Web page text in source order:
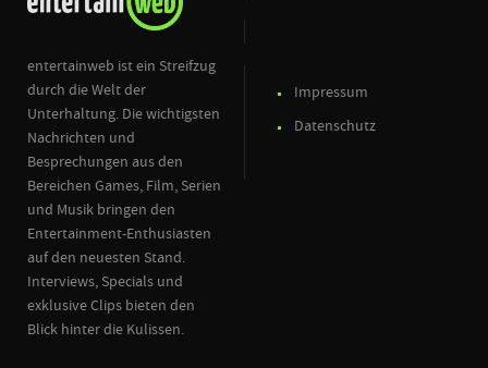
entertainweb ist ein Streifzug
durch die Welt der
Unterhaltung. Die wichtigsten
Nachrichten und
Besprechungen aus den
Bereichen Games, Film, Serien
und Musik bringen den
Entertainment-Enthusiasten
auf den neuesten Stand.
Interviews, Specials und
exklusive Clips bieten den
Blick hinter die Kulissen.
Impressum
Datenschutz